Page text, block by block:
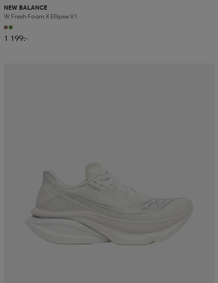
NEW BALANCE
W Fresh Foam X Ellipse V1
1 199:-